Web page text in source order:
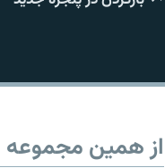
از همین مجموعه